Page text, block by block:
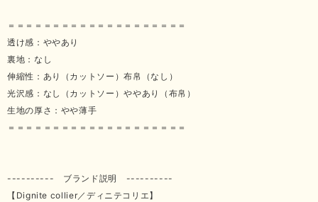
＝＝＝＝＝＝＝＝＝＝＝＝＝＝＝＝＝＝＝＝
透け感：ややあり
裏地：なし
伸縮性：あり（カットソー）布帛（なし）
光沢感：なし（カットソー）ややあり（布帛）
生地の厚さ：やや薄手
＝＝＝＝＝＝＝＝＝＝＝＝＝＝＝＝＝＝＝＝
---------- ブランド説明 ----------
【Dignite collier／ディニテコリエ】